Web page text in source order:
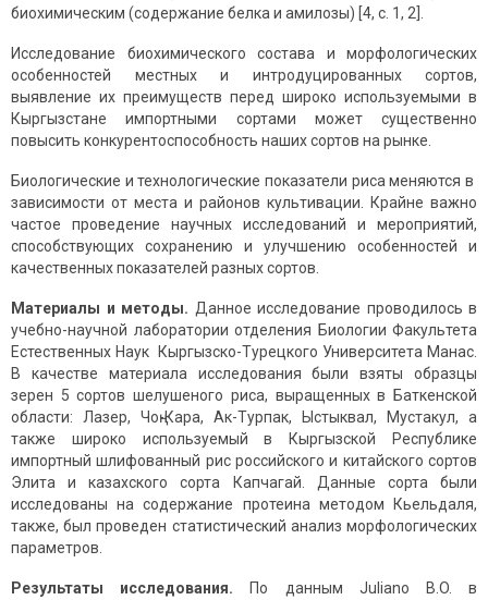
биохимическим (содержание белка и амилозы) [4, с. 1, 2].
Исследование биохимического состава и морфологических
особенностей местных и интродуцированных сортов,
выявление их преимуществ перед широко используемыми в
Кыргызстане импортными сортами может существенно
повысить конкурентоспособность наших сортов на рынке.
Биологические и технологические показатели риса меняются в
зависимости от места и районов культивации. Крайне важно
частое проведение научных исследований и мероприятий,
способствующих сохранению и улучшению особенностей и
качественных показателей разных сортов.
Материалы и методы. Данное исследование проводилось в
учебно-научной лаборатории отделения Биологии Факультета
Естественных Наук Кыргызско-Турецкого Университета Манас.
В качестве материала исследования были взяты образцы
зерен 5 сортов шелушеного риса, выращенных в Баткенской
области: Лазер, Чоң-Кара, Ак-Турпак, Ыстыквал, Мустакул, а
также широко используемый в Кыргызской Республике
импортный шлифованный рис российского и китайского сортов
Элита и казахского сорта Капчагай. Данные сорта были
исследованы на содержание протеина методом Кьельдаля,
также, был проведен статистический анализ морфологических
параметров.
Результаты исследования. По данным Juliano B.O. в